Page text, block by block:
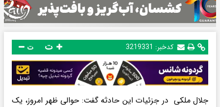
کدخبر: 3219331 ت
جلال ملکی در جزئیات این حادثه گفت: حوالی ظهر امروز، یک